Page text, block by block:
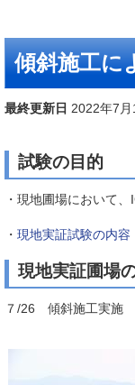
住まい・土地
環境問題・廃棄物対策
交通・道路
河川・砂防・港湾
自然
傾斜施工に
最終更新日 2022年7月
試験の目的
・現地圃場において
・ 現地実証試験の内容
現地実証圃場
７/26 傾斜施工実施